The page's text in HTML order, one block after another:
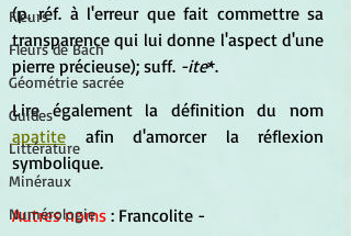
Fleurs
Fleurs de Bach
Géométrie sacrée
Guides
Littérature
Minéraux
Numérologie
(p. réf. à l'erreur que fait commettre sa
transparence qui lui donne l'aspect d'une
pierre précieuse); suff. -ite*.
apatite afin d'amorcer la réflexion
symbolique.
Autres noms : Francolite -